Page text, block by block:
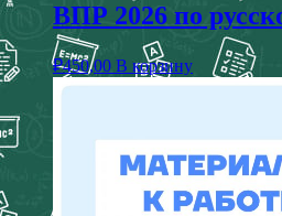
ВПР 2026 по
₽450,00 В корзину